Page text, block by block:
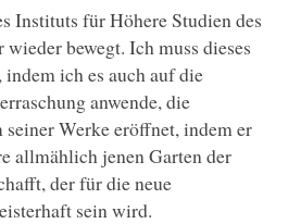
Instituts für Höhere Studien des
bewegt. Ich muss dieses
ich es auch auf die
anwende, die
Werke eröffnet, indem er
allmählich jenen Garten der
der für die neue
sein wird.